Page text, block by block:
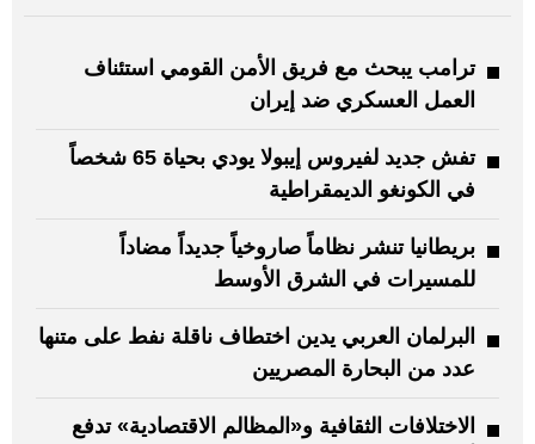
ترامب يبحث مع فريق الأمن القومي استئناف
العمل العسكري ضد إيران
تفش جديد لفيروس إيبولا يودي بحياة 65 شخصاً
في الكونغو الديمقراطية
بريطانيا تنشر نظاماً صاروخياً جديداً مضاداً
للمسيرات في الشرق الأوسط
البرلمان العربي يدين اختطاف ناقلة نفط على متنها
عدد من البحارة المصريين
الاختلافات الثقافية و«المظالم الاقتصادية» تدفع